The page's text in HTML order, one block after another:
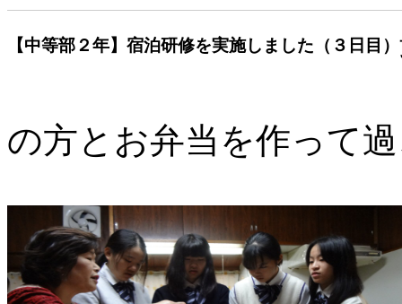
【中等部２年】宿泊研修を実施しました（３日目）
の方とお弁当を作って